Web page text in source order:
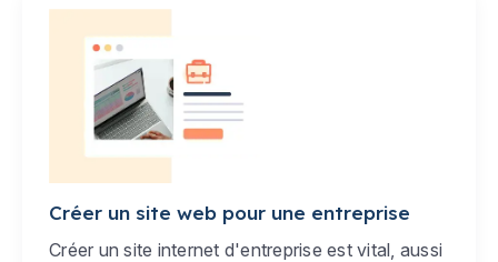
Créer un site web pour une entreprise
Créer un site internet d'entreprise est vital, aussi